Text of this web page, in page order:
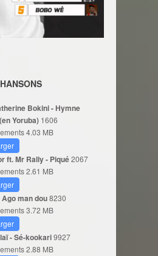
Bokini - Hymne
Yoruba) 1606
4.03 MB
ft. Mr Rally - Piqué2067
2.61 MB
Ago man dou8230
3.72 MB
- Sé-kookari9927
2.88 MB